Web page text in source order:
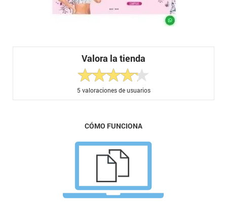
Valora la tienda
5 valoraciones de usuarios
CÓMO FUNCIONA